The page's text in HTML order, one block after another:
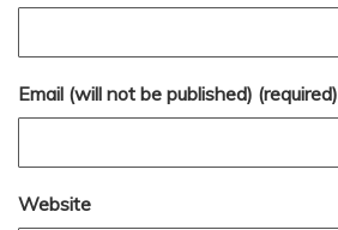
Email (will not be published) (required)
Website